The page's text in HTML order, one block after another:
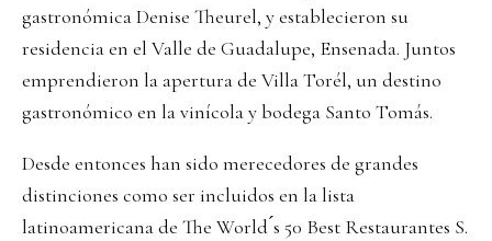
gastronómica Denise Theurel, y establecieron su
residencia en el Valle de Guadalupe, Ensenada. Juntos
emprendieron la apertura de Villa Torél, un destino
gastronómico en la vinícola y bodega Santo Tomás.
Desde entonces han sido merecedores de grandes
distinciones como ser incluidos en la lista
latinoamericana de The World ́s 50 Best Restaurantes S.